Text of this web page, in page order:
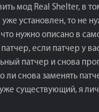
мод Real Shelter, в
уже установлен, то не
что нужно описано в
если патчер у
патчер и снова
ли снова заменять
существующий, я